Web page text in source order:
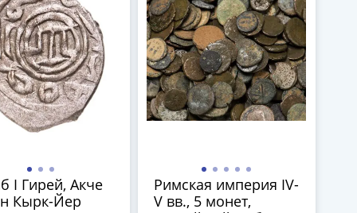
I Гирей, Акче
Кырк-Йер
Римская империя IV-
V вв., 5 монет,